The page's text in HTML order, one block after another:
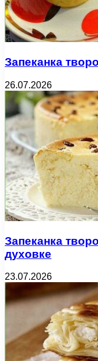
Запеканка
26.07.2026
Запеканка
духовке
23.07.2026